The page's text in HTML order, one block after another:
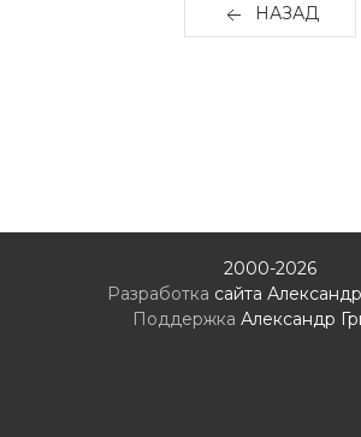
НАЗАД
2000-2026
Разработка сайта
Поддержка Александр